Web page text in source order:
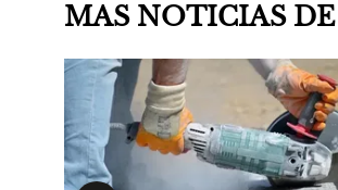
MAS NOTICIAS